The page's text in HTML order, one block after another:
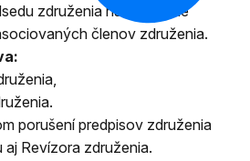
združenia na vylúčenie
členov združenia.
porušení predpisov združenia
Revízora združenia.